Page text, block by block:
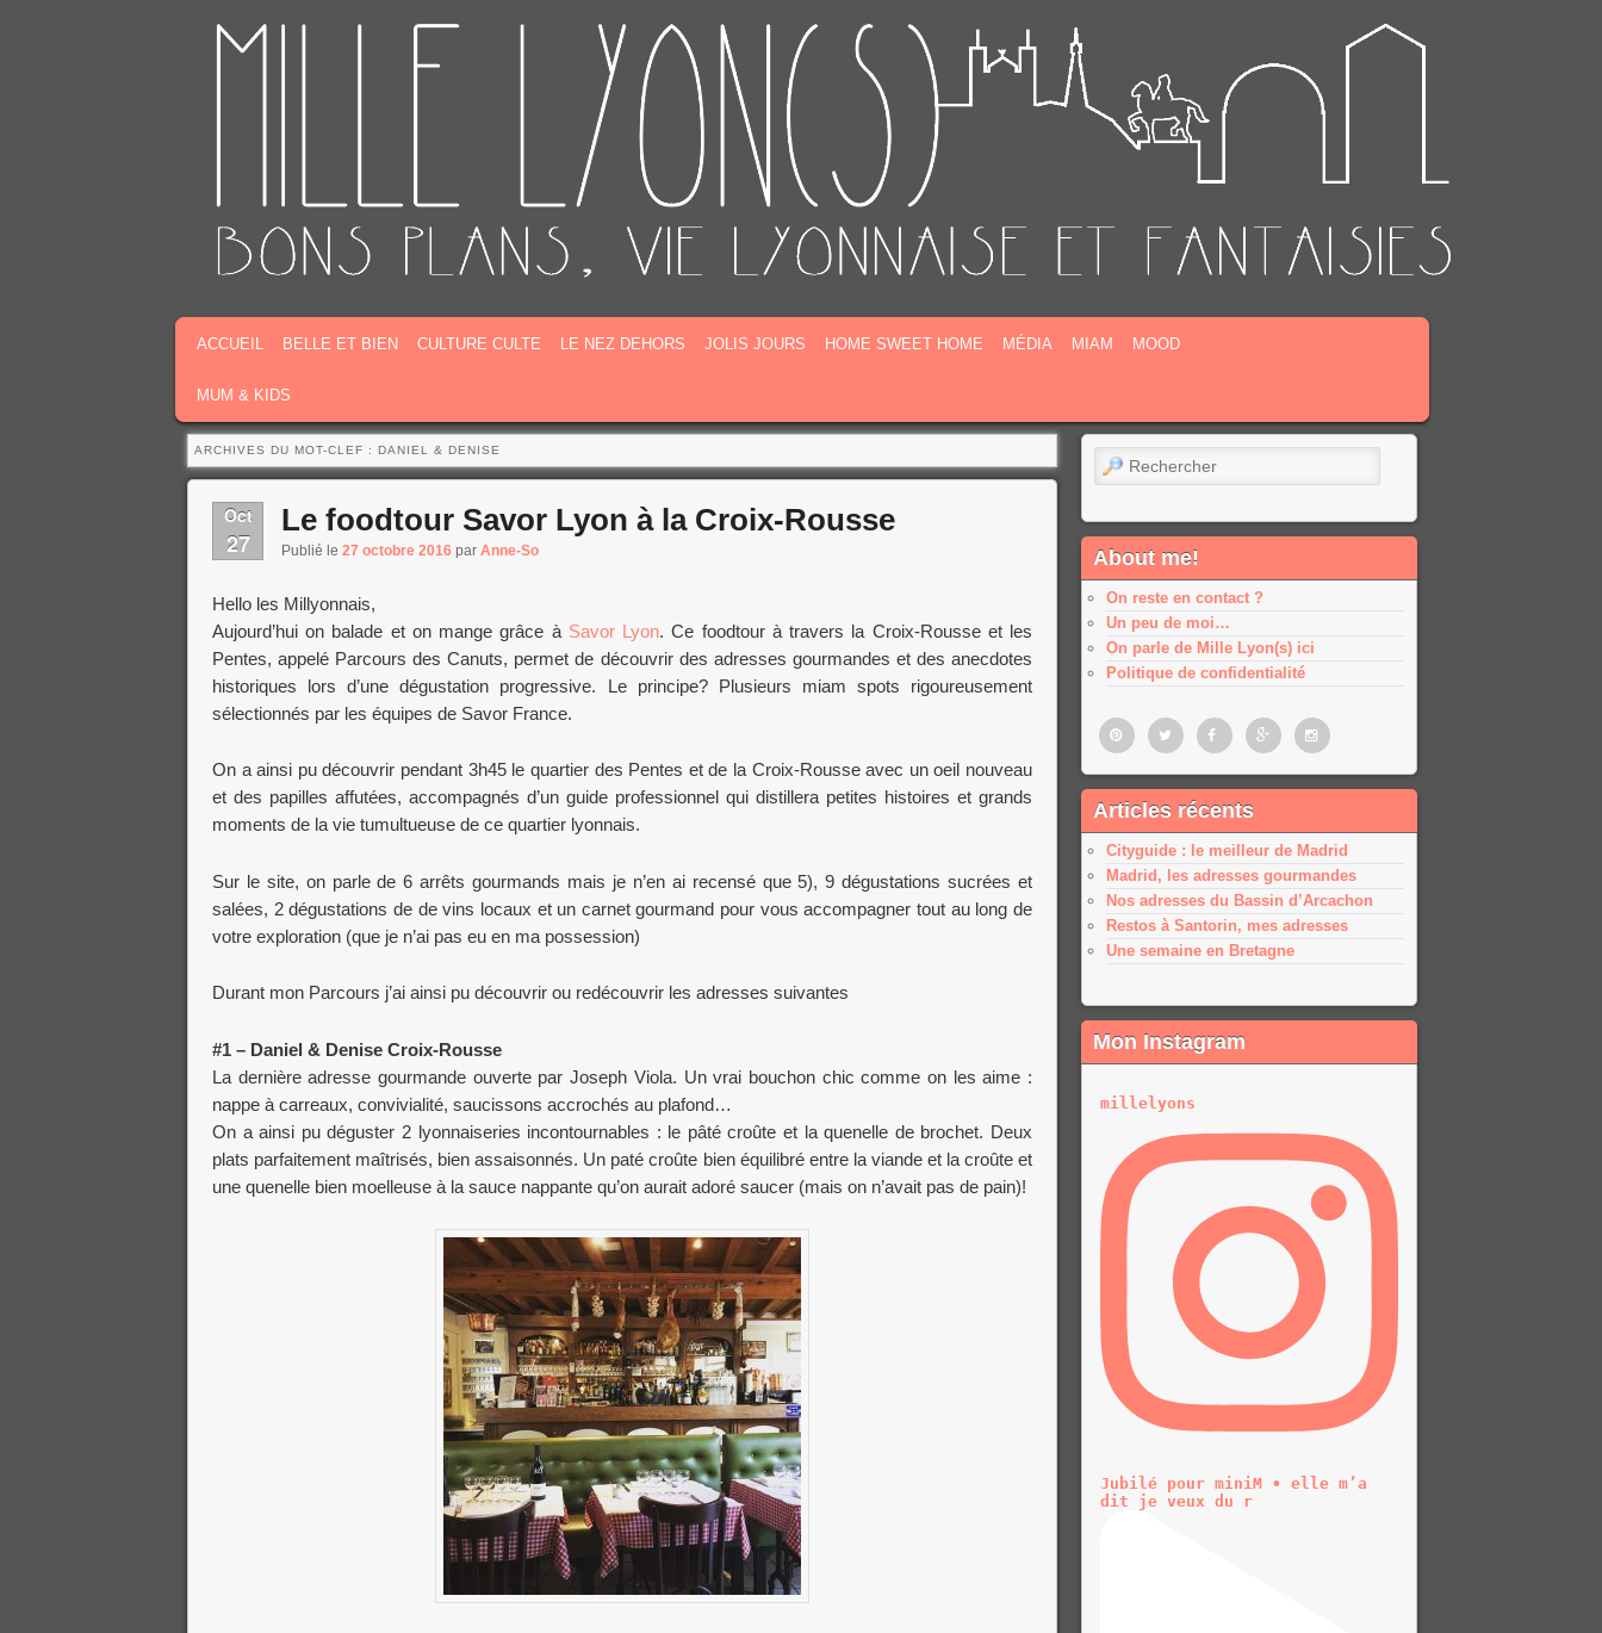
MASQUER LA NAVIGATION PRINCIPALE
MASQUER LA NAVIGATION SECONDAIRE
ACCUEIL BELLE ET BIEN CULTURE CULTE LE NEZ DEHORS JOLIS JOURS HOME SWEET HOME MÉDIA MIAM MOOD
MUM & KIDS
ARCHIVES DU MOT-CLEF : DANIEL & DENISE
Oct
27
Le foodtour Savor Lyon à la Croix-Rousse
Publié le 27 octobre 2016 par Anne-So
Hello les Millyonnais,
Aujourd’hui on balade et on mange grâce à Savor Lyon. Ce foodtour à travers la Croix-Rousse et les
Pentes, appelé Parcours des Canuts, permet de découvrir des adresses gourmandes et des anecdotes
historiques lors d’une dégustation progressive. Le principe? Plusieurs miam spots rigoureusement
sélectionnés par les équipes de Savor France.
On a ainsi pu découvrir pendant 3h45 le quartier des Pentes et de la Croix-Rousse avec un oeil nouveau
et des papilles affutées, accompagnés d’un guide professionnel qui distillera petites histoires et grands
moments de la vie tumultueuse de ce quartier lyonnais.
Sur le site, on parle de 6 arrêts gourmands mais je n’en ai recensé que 5), 9 dégustations sucrées et
salées, 2 dégustations de de vins locaux et un carnet gourmand pour vous accompagner tout au long de
votre exploration (que je n’ai pas eu en ma possession)
Durant mon Parcours j’ai ainsi pu découvrir ou redécouvrir les adresses suivantes
#1 – Daniel & Denise Croix-Rousse
La dernière adresse gourmande ouverte par Joseph Viola. Un vrai bouchon chic comme on les aime :
nappe à carreaux, convivialité, saucissons accrochés au plafond…
On a ainsi pu déguster 2 lyonnaiseries incontournables : le pâté croûte et la quenelle de brochet. Deux
plats parfaitement maîtrisés, bien assaisonnés. Un paté croûte bien équilibré entre la viande et la croûte et
une quenelle bien moelleuse à la sauce nappante qu’on aurait adoré saucer (mais on n’avait pas de pain)!
Rechercher
About me!
On reste en contact ?
Un peu de moi…
On parle de Mille Lyon(s) ici
Politique de confidentialité
PinterestTwitter FacebookGoogle
plus
Google
Articles récents
Cityguide : le meilleur de Madrid
Madrid, les adresses gourmandes
Nos adresses du Bassin d’Arcachon
Restos à Santorin, mes adresses
Une semaine en Bretagne
Mon Instagram
millelyons
Jubilé pour miniM • elle m’a
dit je veux du r